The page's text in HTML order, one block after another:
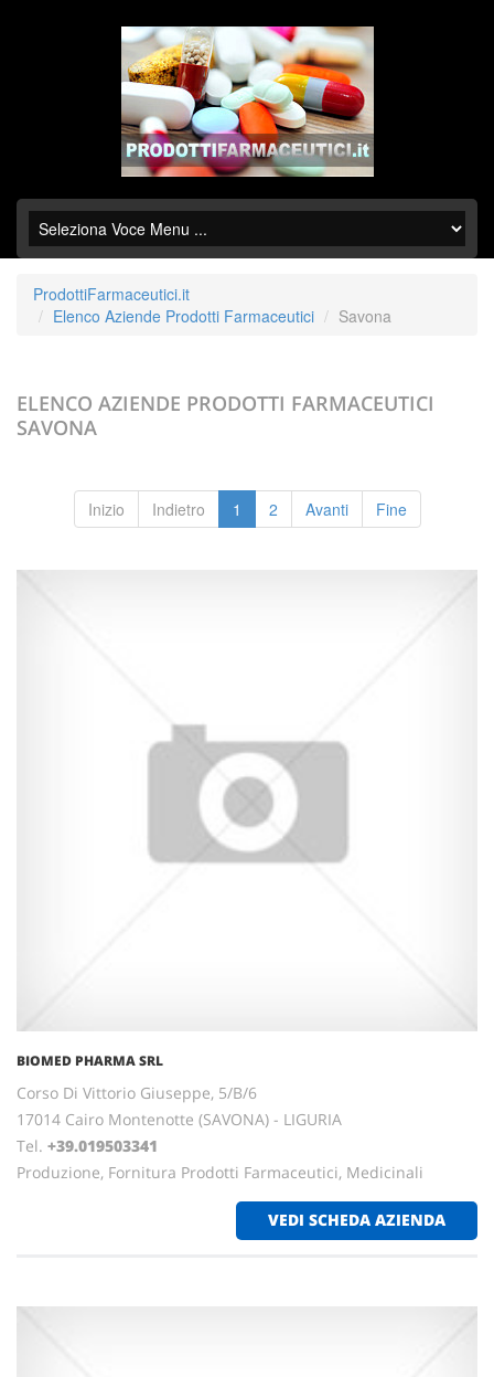
ProdottiFarmaceutici.it
Elenco Aziende Prodotti Farmaceutici
Savona
ELENCO AZIENDE PRODOTTI FARMACEUTICI
SAVONA
Inizio Indietro 1 2 Avanti Fine
BIOMED PHARMA SRL
Corso Di Vittorio Giuseppe, 5/B/6
17014 Cairo Montenotte (SAVONA) - LIGURIA
Tel. +39.019503341
Produzione, Fornitura Prodotti Farmaceutici, Medicinali
VEDI SCHEDA AZIENDA